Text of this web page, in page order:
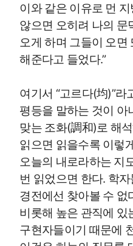
이와 같은 이유로 먼
않으면 오히려 나의 문
오게 하며 그들이 오면
해준다고 들었다.”
여기서 “고르다(均)”라
평등을 말하는 것이 아
맞는 조화(調和)로 해
읽으면 읽을수록 이렇
오늘의 내로라하는 지
번 읽었으면 한다. 학
경전에선 찾아볼 수 없
비롯해 높은 관직에 있
구현자들이기 때문에